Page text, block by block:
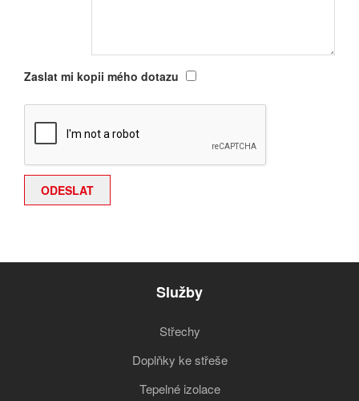
Zaslat mi kopii mého dotazu
Služby
Střechy
Doplňky ke střeše
Tepelné izolace